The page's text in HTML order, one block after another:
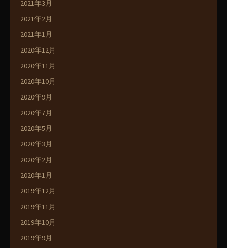
2021年3月
2021年2月
2021年1月
2020年12月
2020年11月
2020年10月
2020年9月
2020年7月
2020年5月
2020年3月
2020年2月
2020年1月
2019年12月
2019年11月
2019年10月
2019年9月